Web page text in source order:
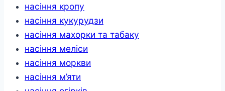
насіння кропу
насіння кукурудзи
насіння махорки та табаку
насіння меліси
насіння моркви
насіння м’яти